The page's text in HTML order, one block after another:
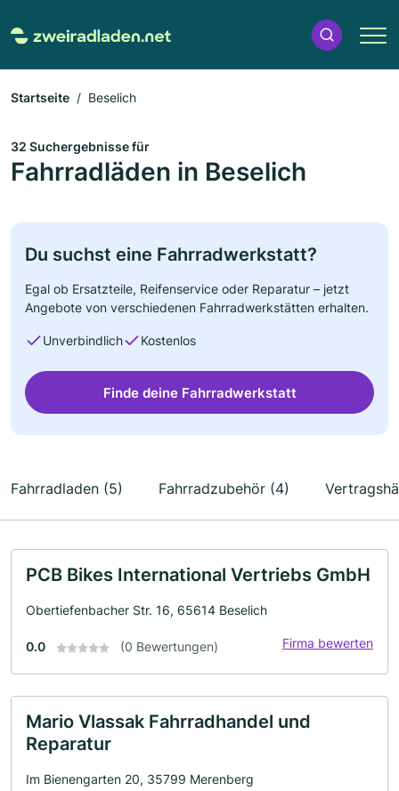
Startseite Beselich
32 Suchergebnisse für
Fahrradläden in Beselich
Du suchst eine Fahrradwerkstatt?
Egal ob Ersatzteile, Reifenservice oder Reparatur – jetzt
Angebote von verschiedenen Fahrradwerkstätten erhalten.
Unverbindlich Kostenlos
Finde deine Fahrradwerkstatt
Fahrradladen (5) Fahrradzubehör (4)
PCB Bikes International Vertriebs GmbH
Obertiefenbacher Str. 16, 65614 Beselich
0.0 (0 Bewertungen) Firma bewerten
Mario Vlassak Fahrradhandel und
Reparatur
Im Bienengarten 20, 35799 Merenberg